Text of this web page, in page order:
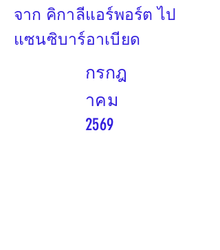
จาก คิกาลีแอร์พอร์ต ไป
แซนซิบาร์อาเบียด
กรกฎ
าคม
2569